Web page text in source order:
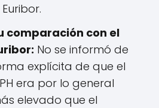
comparación con el
No se informó de
explícita de que el
era por lo general
elevado que el